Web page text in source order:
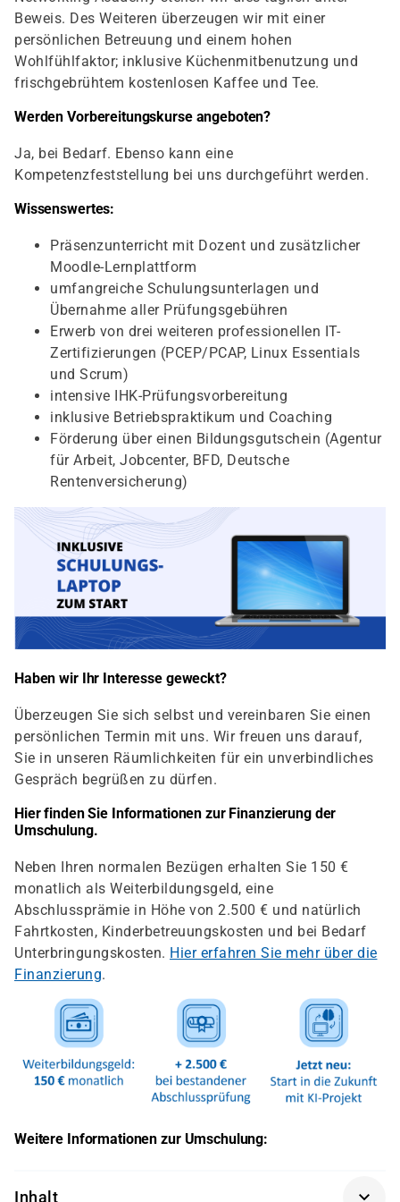
Beweis. Des Weiteren überzeugen wir mit einer
persönlichen Betreuung und einem hohen
Wohlfühlfaktor; inklusive Küchenmitbenutzung und
frischgebrühtem kostenlosen Kaffee und Tee.
Werden Vorbereitungskurse angeboten?
Ja, bei Bedarf. Ebenso kann eine
Kompetenzfeststellung bei uns durchgeführt werden.
Wissenswertes:
Präsenzunterricht mit Dozent und zusätzlicher
Moodle-Lernplattform
umfangreiche Schulungsunterlagen und
Übernahme aller Prüfungsgebühren
Erwerb von drei weiteren professionellen IT-
Zertifizierungen (PCEP/PCAP, Linux Essentials
und Scrum)
intensive IHK-Prüfungsvorbereitung
inklusive Betriebspraktikum und Coaching
Förderung über einen Bildungsgutschein (Agentur
für Arbeit, Jobcenter, BFD, Deutsche
Rentenversicherung)
Haben wir Ihr Interesse geweckt?
Überzeugen Sie sich selbst und vereinbaren Sie einen
persönlichen Termin mit uns. Wir freuen uns darauf,
Sie in unseren Räumlichkeiten für ein unverbindliches
Gespräch begrüßen zu dürfen.
Hier finden Sie Informationen zur Finanzierung der
Umschulung.
Neben Ihren normalen Bezügen erhalten Sie 150 €
monatlich als Weiterbildungsgeld, eine
Abschlussprämie in Höhe von 2.500 € und natürlich
Fahrtkosten, Kinderbetreuungskosten und bei Bedarf
Unterbringungskosten. Hier erfahren Sie mehr über die
Finanzierung.
Weitere Informationen zur Umschulung:
Inhalt